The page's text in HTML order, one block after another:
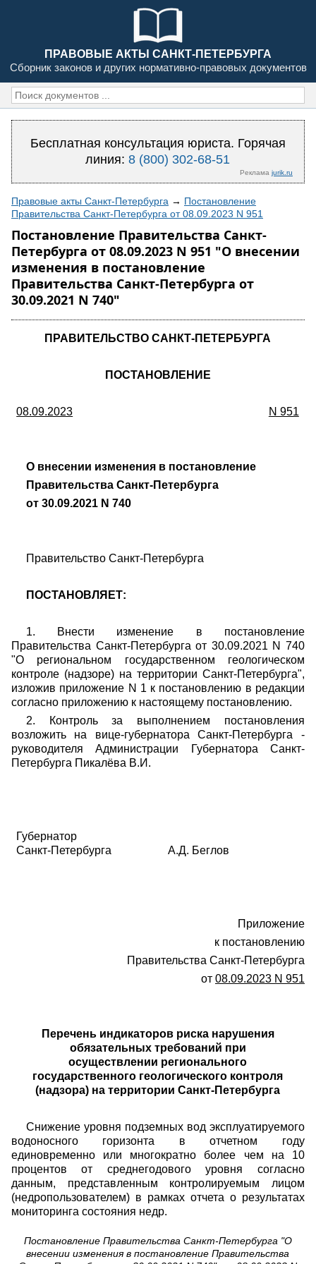
ПРАВОВЫЕ АКТЫ САНКТ-ПЕТЕРБУРГА
Сборник законов и других нормативно-правовых документов
Бесплатная консультация юриста. Горячая
линия:8 (800) 302-68-51
Реклама jurik.ru
Правовые акты Санкт-Петербурга → Постановление
Правительства Санкт-Петербурга от 08.09.2023 N 951
Постановление Правительства Санкт-
Петербурга от 08.09.2023 N 951 "О внесении
изменения в постановление
Правительства Санкт-Петербурга от
30.09.2021 N 740"
ПРАВИТЕЛЬСТВО САНКТ-ПЕТЕРБУРГА
ПОСТАНОВЛЕНИЕ
08.09.2023 N 951
О внесении изменения в постановление
Правительства Санкт-Петербурга
от 30.09.2021 N 740
Правительство Санкт-Петербурга
ПОСТАНОВЛЯЕТ:
1. Внести изменение в постановление
Правительства Санкт-Петербурга от 30.09.2021 N 740
"О региональном государственном геологическом
контроле (надзоре) на территории Санкт-Петербурга",
изложив приложение N 1 к постановлению в редакции
согласно приложению к настоящему постановлению.
2. Контроль за выполнением постановления
возложить на вице-губернатора Санкт-Петербурга -
руководителя Администрации Губернатора Санкт-
Петербурга Пикалёва В.И.
Губернатор
Санкт-Петербурга
А.Д. Беглов
Приложение
к постановлению
Правительства Санкт-Петербурга
от 08.09.2023 N 951
Перечень индикаторов риска нарушения
обязательных требований при
осуществлении регионального
государственного геологического контроля
(надзора) на территории Санкт-Петербурга
Снижение уровня подземных вод эксплуатируемого
водоносного горизонта в отчетном году
единовременно или многократно более чем на 10
процентов от среднегодового уровня согласно
данным, представленным контролируемым лицом
(недропользователем) в рамках отчета о результатах
мониторинга состояния недр.
Постановление Правительства Санкт-Петербурга "О
внесении изменения в постановление Правительства